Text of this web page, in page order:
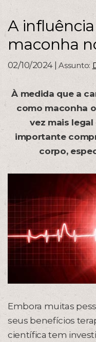
A
maconha
02/10/2024 |Assunto:
À medida que a
como maconha
vez mais
importante
corpo,
Embora muitas
seus benefícios
científica tem